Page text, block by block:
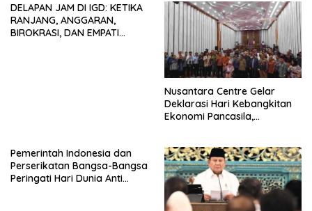
Siapapun
DELAPAN JAM DI IGD: KETIKA
RANJANG, ANGGARAN,
BIROKRASI, DAN EMPATI
Nusantara Centre Gelar
Deklarasi Hari Kebangkitan
Ekonomi Pancasila,
Penjajahan (Pergolakan
Ekonomi Politik Indonesia) &
Simposium Nasional “Urgensi
Undang-Undang
Perekonomian Nasional dan
Pemerintah Indonesia dan
Perserikatan Bangsa-Bangsa
Peringati Hari Dunia Anti